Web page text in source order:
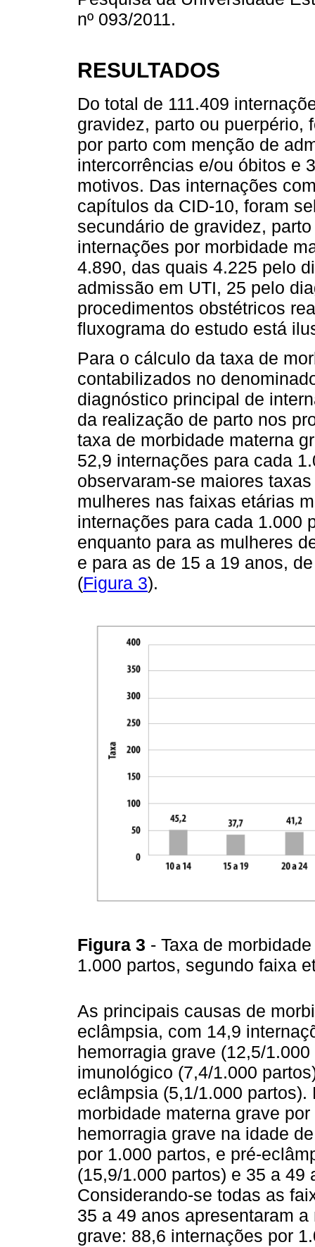
nº 093/2011.
RESULTADOS
Do total de 111.409
gravidez, parto ou puerpério,
por parto com menção de
intercorrências e/ou óbitos e
motivos. Das internações
capítulos da CID-10, foram
secundário de gravidez,
internações por morbidade
4.890, das quais 4.225 pelo
admissão em UTI, 25 pelo
procedimentos obstétricos
fluxograma do estudo está
Para o cálculo da taxa de
contabilizados no
diagnóstico principal de
da realização de parto nos
taxa de morbidade materna
52,9 internações para cada
observaram-se maiores
mulheres nas faixas etárias
internações para cada 1.000
enquanto para as mulheres
e para as de 15 a 19 anos,
(Figura 3).
Figura 3 - Taxa de
1.000 partos, segundo faixa
As principais causas de
eclâmpsia, com 14,9
hemorragia grave (12,5/
imunológico (7,4/1.000
eclâmpsia (5,1/1.000
morbidade materna grave
hemorragia grave na idade
por 1.000 partos, e pré-
(15,9/1.000 partos) e 35 a 49
Considerando-se todas as
35 a 49 anos apresentaram
grave: 88,6 internações por